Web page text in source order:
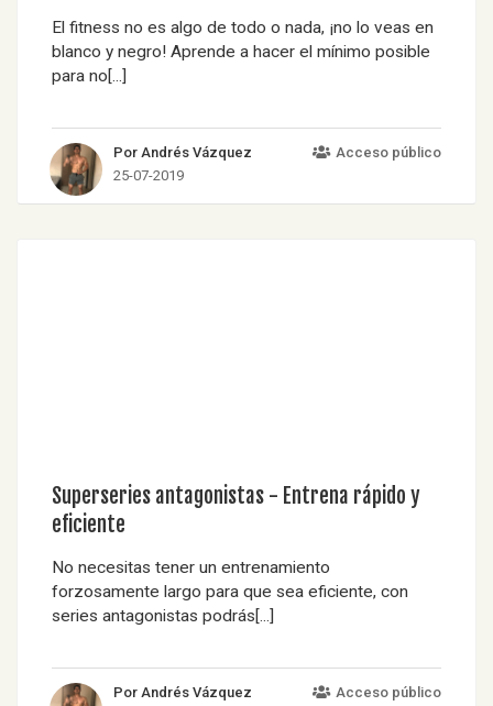
El fitness no es algo de todo o nada, ¡no lo veas en
blanco y negro! Aprende a hacer el mínimo posible
para no[...]
Por Andrés Vázquez
25-07-2019
Acceso público
Superseries antagonistas - Entrena rápido y
eficiente
No necesitas tener un entrenamiento
forzosamente largo para que sea eficiente, con
series antagonistas podrás[...]
Por Andrés Vázquez
Acceso público